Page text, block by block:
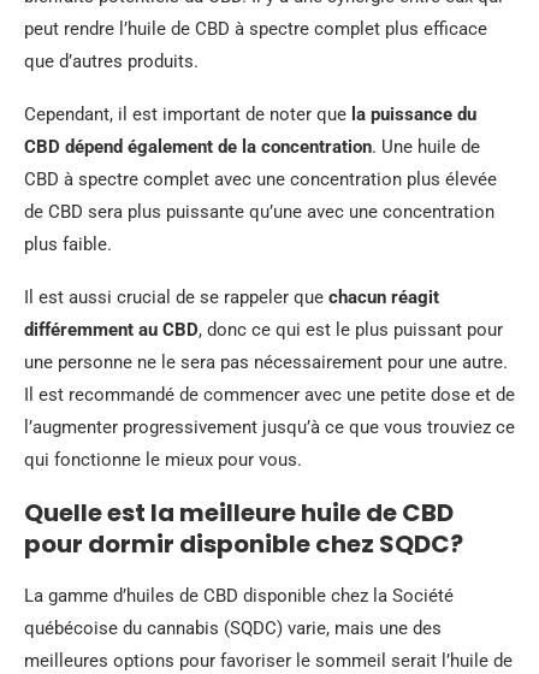
peut rendre l’huile de CBD à spectre complet plus efficace
que d’autres produits.
Cependant, il est important de noter que la puissance du
CBD dépend également de la concentration. Une huile de
CBD à spectre complet avec une concentration plus élevée
de CBD sera plus puissante qu’une avec une concentration
plus faible.
Il est aussi crucial de se rappeler que chacun réagit
différemment au CBD, donc ce qui est le plus puissant pour
une personne ne le sera pas nécessairement pour une autre.
Il est recommandé de commencer avec une petite dose et de
l’augmenter progressivement jusqu’à ce que vous trouviez ce
qui fonctionne le mieux pour vous.
Quelle est la meilleure huile de CBD
pour dormir disponible chez SQDC?
La gamme d’huiles de CBD disponible chez la Société
québécoise du cannabis (SQDC) varie, mais une des
meilleures options pour favoriser le sommeil serait l’huile de